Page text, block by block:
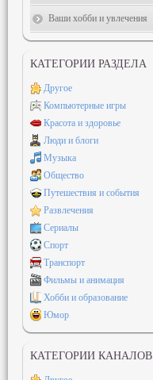
Ваши хобби и увлечения
КАТЕГОРИИ РАЗДЕЛА
Другое
Компьютерные игры
Красота и здоровье
Люди и блоги
Музыка
Общество
Путешествия и события
Развлечения
Сериалы
Спорт
Транспорт
Фильмы и анимация
Хобби и образование
Юмор
КАТЕГОРИИ КАНАЛОВ